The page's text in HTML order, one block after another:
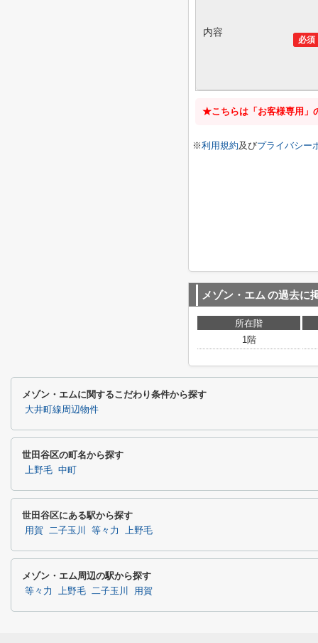
必須
内容
★こちらは「お客様専用」
※利用規約及びプライバシー
メゾン・エム の過去に
所在階
1階
メゾン・エムに関するこだわり条件から探す
大井町線周辺物件
世田谷区の町名から探す
上野毛 中町
世田谷区にある駅から探す
用賀 二子玉川 等々力 上野毛
メゾン・エム周辺の駅から探す
等々力 上野毛 二子玉川 用賀